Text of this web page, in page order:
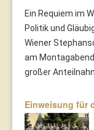
Ein Requiem im
Politik und
Wiener
am
großer
Einweisung für